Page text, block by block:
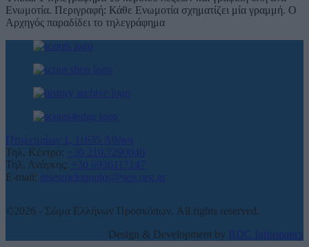
Ενωμοτία. Περιγραφή: Κάθε Ενωμοτία σχηματίζει μία γραμμή. Ο
Αρχηγός παραδίδει το τηλεγράφημα
Πτολεμαίων 1, 11635 Αθήνα
Τηλ. Κέντρο:
+30 210.7290046
Τηλ. Ανάγκης:
+30 6936117147
E-mail:
ntsesmelopoulos@sep.org.gr
©2026 - Σώμα Ελλήνων Προσκόπων. All rights reserved.
Design & Development by RDC Informatics